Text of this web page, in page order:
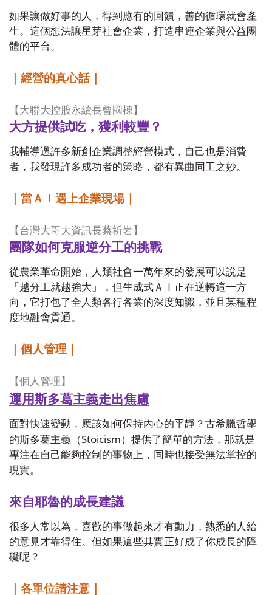
如果讓做好事的人，得到應有的回饋，善的循環就會產
生。這個想法讓星芽社會企業，打造串連企業與公益團
體的平台。
｜經營的真心話｜
【大聯大控股永續長曾國棟】
大方提供試吃，獲利較豐？
我輔導過許多新創企業調整經營模式，自己也是消費
者，我發現許多成功者的策略，都有異曲同工之妙。
｜當ＡＩ遇上企業現場｜
【台灣大哥大資訊長蔡祈岩】
團隊如何克服逆分工的挑戰
從農業革命開始，人類社會一萬年來的發展可以說是
「越分工就越強大」，但生成式ＡＩ正在逆轉這一方
向，它打包了全人類各行各業的深度知識，並且某種程
度地融會貫通。
｜個人管理｜
【個人管理】
運用斯多葛主義走出焦慮
面對快速變動，應該如何保持內心的平靜？古希臘哲學
的斯多葛主義（Stoicism）提供了簡單的方法，那就是
專注在自己能夠控制的事物上，同時也接受無法掌控的
現實。
來自耶魯的成長建議
很多人常以為，喜歡的事做起來才有動力，熟悉的人給
的意見才靠得住。但如果這些其實正好成了你成長的障
礙呢？
｜各單位請注意｜